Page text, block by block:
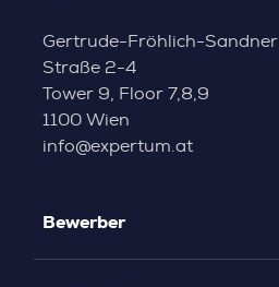
Gertrude-Fröhlich-Sandner
Straße 2-4
Tower 9, Floor 7,8,9
1100 Wien
info@expertum.at
Bewerber